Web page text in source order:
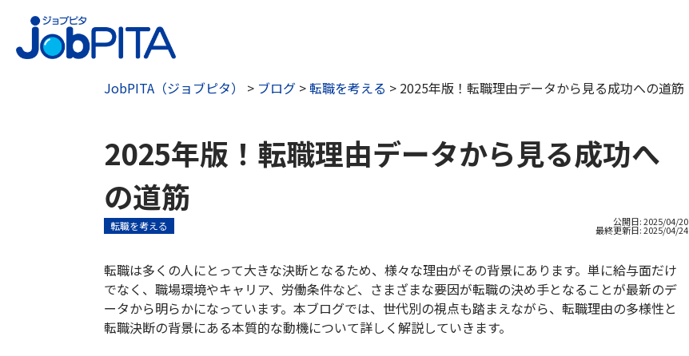
JobPITA（ジョブピタ） > ブログ >転職を考える > 2025年版！転職理由データから見る成功への道筋
2025年版！転職理由データから見る成功へ
の道筋
転職を考える 公開日: 2025/04/20
最終更新日:2025/04/24
転職は多くの人にとって大きな決断となるため、様々な理由がその背景にあります。単に給与面だけ
でなく、職場環境やキャリア、労働条件など、さまざまな要因が転職の決め手となることが最新のデ
ータから明らかになっています。本ブログでは、世代別の視点も踏まえながら、転職理由の多様性と
転職決断の背景にある本質的な動機について詳しく解説していきます。